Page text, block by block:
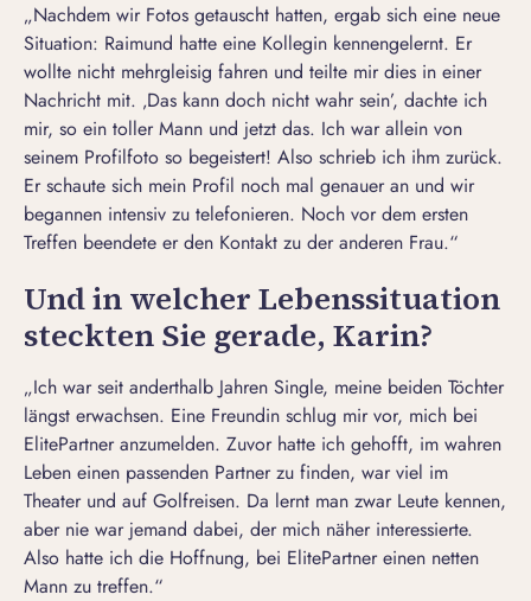
„Nachdem wir Fotos getauscht hatten, ergab sich eine neue
Situation: Raimund hatte eine Kollegin kennengelernt. Er
wollte nicht mehrgleisig fahren und teilte mir dies in einer
Nachricht mit. ‚Das kann doch nicht wahr sein’, dachte ich
mir, so ein toller Mann und jetzt das. Ich war allein von
seinem Profilfoto so begeistert! Also schrieb ich ihm zurück.
Er schaute sich mein Profil noch mal genauer an und wir
begannen intensiv zu telefonieren. Noch vor dem ersten
Treffen beendete er den Kontakt zu der anderen Frau.“
Und in welcher Lebenssituation
steckten Sie gerade, Karin?
„Ich war seit anderthalb Jahren Single, meine beiden Töchter
längst erwachsen. Eine Freundin schlug mir vor, mich bei
ElitePartner anzumelden. Zuvor hatte ich gehofft, im wahren
Leben einen passenden Partner zu finden, war viel im
Theater und auf Golfreisen. Da lernt man zwar Leute kennen,
aber nie war jemand dabei, der mich näher interessierte.
Also hatte ich die Hoffnung, bei ElitePartner einen netten
Mann zu treffen.“